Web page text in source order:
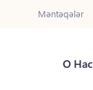
Məntəqələr
О Нас